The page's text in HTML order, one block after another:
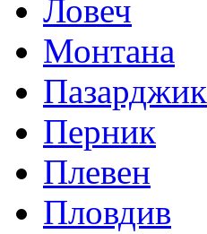
Ловеч
Монтана
Пазарджик
Перник
Плевен
Пловдив